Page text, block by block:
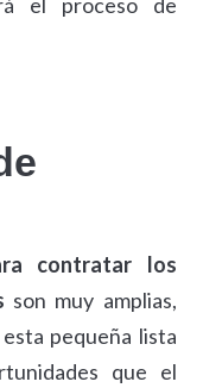
contratar los
son muy amplias,
pequeña lista
que el